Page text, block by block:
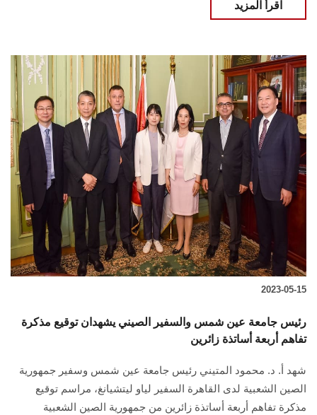
اقرأ المزيد
2023-05-15
رئيس جامعة عين شمس والسفير الصيني يشهدان توقيع مذكرة
تفاهم أربعة أساتذة زائرين
شهد أ. د. محمود المتيني رئيس جامعة عين شمس وسفير جمهورية
الصين الشعبية لدى القاهرة السفير لياو ليتشيانغ، مراسم توقيع
مذكرة تفاهم أربعة أساتذة زائرين من جمهورية الصين الشعبية